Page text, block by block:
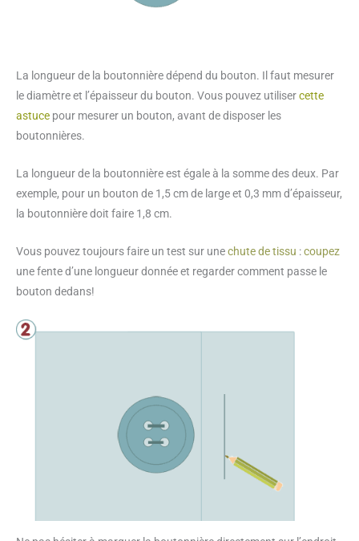
La longueur de la boutonnière dépend du bouton. Il faut mesurer
le diamètre et l’épaisseur du bouton. Vous pouvez utilisercette
astuce pour mesurer un bouton, avant de disposer les
boutonnières.
La longueur de la boutonnière est égale à la somme des deux. Par
exemple, pour un bouton de 1,5 cm de large et 0,3 mm d’épaisseur,
la boutonnière doit faire 1,8 cm.
Vous pouvez toujours faire un test sur unechute de tissu :coupez
une fente d’une longueur donnée et regarder comment passe le
bouton dedans!